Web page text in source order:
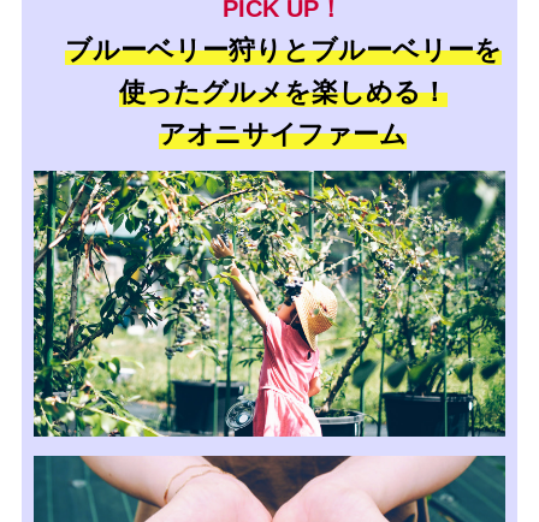
PICK UP！
ブルーベリー狩りとブルーベリーを
使ったグルメを楽しめる！
アオニサイファーム